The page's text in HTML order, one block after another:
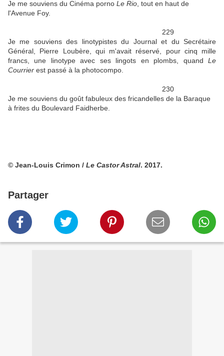
Je me souviens du Cinéma porno Le Rio , tout en haut de
l'Avenue Foy.
229
Je me souviens des linotypistes du Journal et du Secrétaire
Général, Pierre Loubère, qui m'avait réservé, pour cinq mille
francs, une linotype avec ses lingots en plombs, quand Le
Courrier est passé à la photocompo.
230
Je me souviens du goût fabuleux des fricandelles de la Baraque
à frites du Boulevard Faidherbe.
© Jean-Louis Crimon / Le Castor Astral. 2017.
Partager